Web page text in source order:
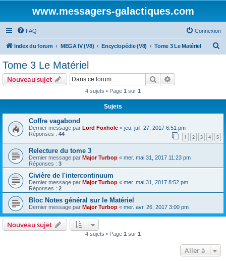
www.messagers-galactiques.com
FAQ Connexion
Index du forum MEGA IV (V8) Encyclopédie (V8) Tome 3 Le Matériel
e
Tome 3 Le Matériel
Nouveau sujet Rechercher
4 sujets • Page 1 sur 1
Sujets
Coffre vagabond
Dernier message par Lord Foxhole « jeu. juil. 27, 2017 6:51 pm
Réponses : 44 1 2 3 4 5
Relecture du tome 3
Dernier message par Major Turbop « mer. mai 31, 2017 11:23 pm
Réponses : 3
Civière de l'intercontinuum
Dernier message par Major Turbop « mer. mai 31, 2017 8:52 pm
Réponses : 2
Bloc Notes général sur le Matériel
Dernier message par Major Turbop « mer. avr. 26, 2017 3:00 pm
Nouveau sujet
4 sujets • Page 1 sur 1
Aller à